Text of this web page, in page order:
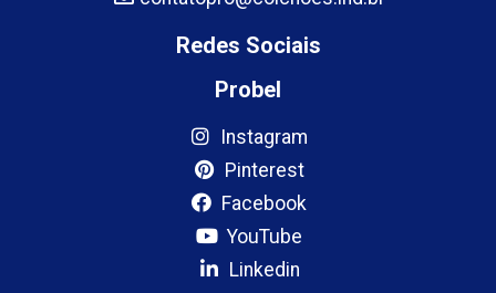
Redes Sociais
Probel
Instagram
Pinterest
Facebook
YouTube
Linkedin